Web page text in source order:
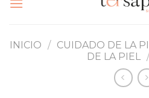
contenido
INICIO / CUIDADO DE LA
DE LA PIEL /